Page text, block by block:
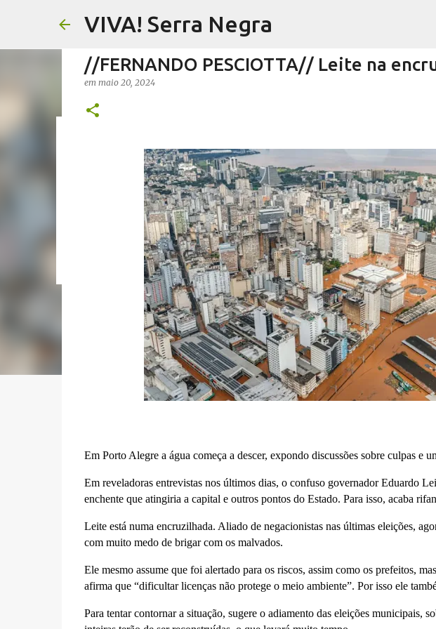
VIVA! Serra Negra
//FERNANDO PESCIOTTA// Encurtando
agosto 06, 2026 FERNANDO PESCIOTTA NOTÍCIAS SERRA NEGRA VIVA! SERRA NEGRA
//FERNANDO PESCIOTTA// Leite na
em maio 20, 2024
Em Porto Alegre a água começa a descer, expondo discussões sobre culpas e
Em reveladoras entrevistas nos últimos dias, o confuso governador Eduardo
enchente que atingiria a capital e outros pontos do Estado. Para isso, acaba
Leite está numa encruzilhada. Aliado de negacionistas nas últimas eleições,
com muito medo de brigar com os malvados.
Ele mesmo assume que foi alertado para os riscos, assim como os prefeitos,
afirma que “dificultar licenças não protege o meio ambiente”. Por isso ele
Para tentar contornar a situação, sugere o adiamento das eleições municipais,